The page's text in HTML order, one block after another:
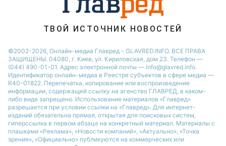
Новости Одессы
ТВОЙ ИСТОЧНИК НОВОСТЕЙ
©2002-2026, Онлайн-медиа Главред - GLAVRED.INFO. ВСЕ ПРАВА
ЗАЩИЩЕНЫ. 04080, г. Киев, ул. Кириловская, дом 23. Телефон —
(044) 490-01-01. Адрес электронной почты — info@glavred.info.
Идентификатор онлайн-медиа в Реестре cубъектов в сфере медиа —
R40-01822. Перепечатка, копирование или воспроизведение
информации, содержащей ссылку на агенство ГЛАВРЕД, в каком-
либо виде запрещено. Использование материалов «Главред»
разрешается при условии ссылки на «Главред». Для интернет-
изданий обязательна прямая, открытая для поисковых систем,
гиперссылка в первом абзаце на конкретный материал. Материалы с
плашками «Реклама», «Новости компаний», «Актуально», «Точка
зрения», «Официально» публикуются на коммерческих или